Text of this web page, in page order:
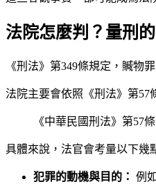
法院怎麼判？量刑
《刑法》第349條規定，贓物
法院主要會依照《刑法》第57
《中華民國刑法》第57
具體來說，法官會考量以下幾
犯罪的動機與目的： 例